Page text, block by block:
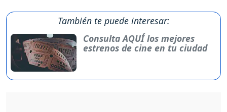
También te puede interesar:
Consulta AQUÍ los mejores
estrenos de cine en tu ciudad